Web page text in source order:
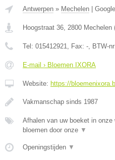
Antwerpen » Mechelen
Hoogstraat 36 2800 Mechelen
Tel: 015412921 , Fax: - , BTW-
E-mail › Bloemen IXORA
Website: https://
Vakmanschap sinds 1987
Afhalen van uw boeket in
bloemen door onze ▼
Openingstijden ▼